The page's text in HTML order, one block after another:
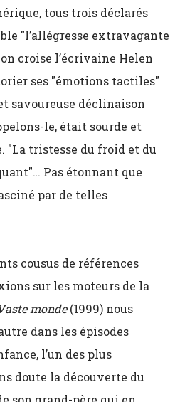
tous trois déclarés
"l’allégresse extravagante
croise l’écrivaine Helen
ses "émotions tactiles"
savoureuse déclinaison
le, était sourde et
"La tristesse du froid et du
Pas étonnant que
par de telles
cousus de références
sur les moteurs de la
monde(1999) nous
dans les épisodes
l’un des plus
doute la découverte du